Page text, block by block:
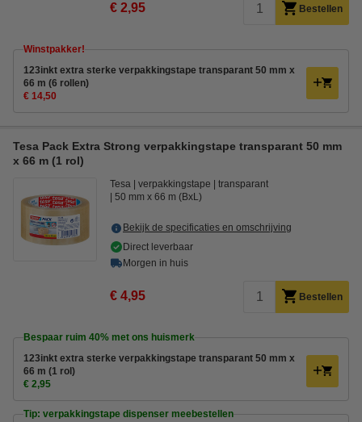
€ 2,95 Bestellen
Winstpakker!
123inkt extra sterke verpakkingstape transparant 50 mm x
66 m (6 rollen)
€ 14,50
Tesa Pack Extra Strong verpakkingstape transparant 50 mm
x 66 m (1 rol)
Tesa verpakkingstape
transparant
50 mm x 66 m (BxL)
Bekijk de specificaties en omschrijving
Direct leverbaar
Morgen in huis
€ 4,95 Bestellen
Bespaar ruim 40% met ons huismerk
123inkt extra sterke verpakkingstape transparant 50 mm x
66 m (1 rol)
€ 2,95
Tip: verpakkingstape dispenser meebestellen